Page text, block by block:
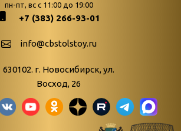
festivalya-
ярмарка точь-в-
поступлений
Война. Народ.
живые»
пн-пт, вс с 11:00 до 19:00
+7 (383) 266-93-01
info@cbstolstoy.ru
630102. г. Новосибирск, ул.
Восход, 26